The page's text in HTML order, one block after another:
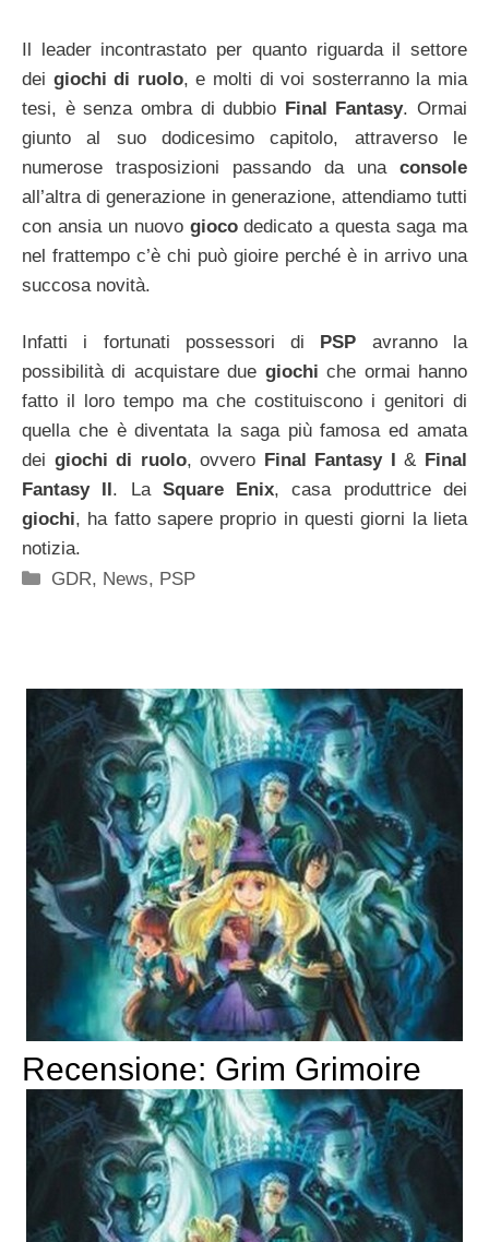
Il leader incontrastato per quanto riguarda il settore
dei giochi di ruolo, e molti di voi sosterranno la mia
tesi, è senza ombra di dubbio Final Fantasy. Ormai
giunto al suo dodicesimo capitolo, attraverso le
numerose trasposizioni passando da una console
all’altra di generazione in generazione, attendiamo tutti
con ansia un nuovo giocodedicato a questa saga ma
nel frattempo c’è chi può gioire perché è in arrivo una
succosa novità.
Infatti i fortunati possessori di PSP avranno la
possibilità di acquistare due giochi che ormai hanno
fatto il loro tempo ma che costituiscono i genitori di
quella che è diventata la saga più famosa ed amata
dei giochi di ruolo, ovvero Final Fantasy I & Final
Fantasy II. La Square Enix, casa produttrice dei
giochi, ha fatto sapere proprio in questi giorni la lieta
notizia.
Categorie
GDR, News, PSP
Recensione: Grim Grimoire